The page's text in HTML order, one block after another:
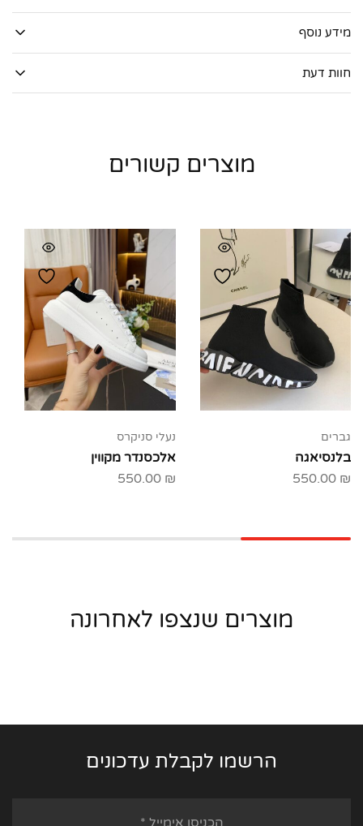
מידע נוסף
חוות דעת
מוצרים קשורים
גברים
בלנסיאגה
550.00 ₪
נעלי סניקרס
אלכסנדר מקווין
550.00 ₪
מוצרים שנצפו לאחרונה
הרשמו לקבלת עדכונים